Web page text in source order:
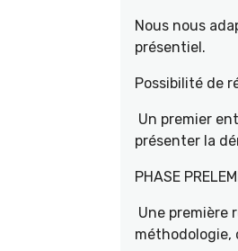
Nous nous
présentiel.
Possibilité de
Un premier
présenter la
PHASE
Une première
méthodologie,